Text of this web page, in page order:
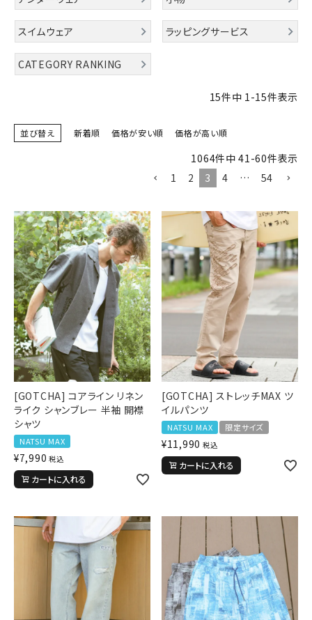
スイムウェア ラッピングサービス
CATEGORY RANKING
15件中 1-15件表示
並び替え 新着順 価格が安い順 価格が高い順
1064件中 41-60件表示
1
2 3 4 … 54
[GOTCHA] コアライン リネン
ライク シャンブレー 半袖 開襟
シャツ
NATSU MAX
¥7,990 税込
カートに入れる
[GOTCHA] ストレッチMAX ツ
イルパンツ
NATSU MAX 限定サイズ
¥11,990 税込
カートに入れる